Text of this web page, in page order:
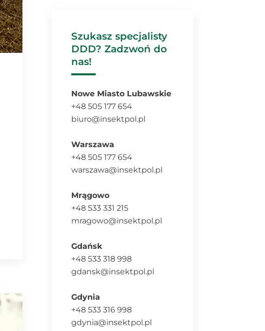
Szukasz specjalisty
DDD? Zadzwoń do
nas!
Nowe Miasto Lubawskie
+48 505 177 654
biuro@insektpol.pl
Warszawa
+48 505 177 654
warszawa@insektpol.pl
Mrągowo
+48 533 331 215
mragowo@insektpol.pl
Gdańsk
+48 533 318 998
gdansk@insektpol.pl
Gdynia
+48 533 316 998
gdynia@insektpol.pl